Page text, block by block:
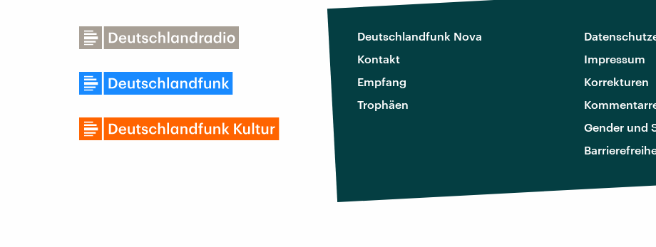
Deutschlandfunk Nova
Kontakt
Empfang
Trophäen
Impressum
Korrekturen
Gender und